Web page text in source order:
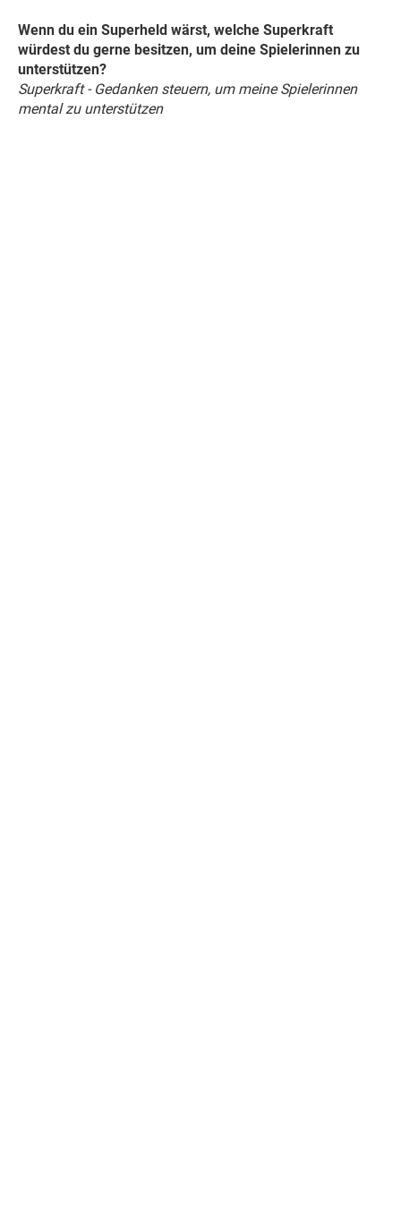
Wenn du ein Superheld wärst, welche Superkraft
würdest du gerne besitzen, um deine Spielerinnen zu
unterstützen?
Superkraft - Gedanken steuern, um meine Spielerinnen
mental zu unterstützen